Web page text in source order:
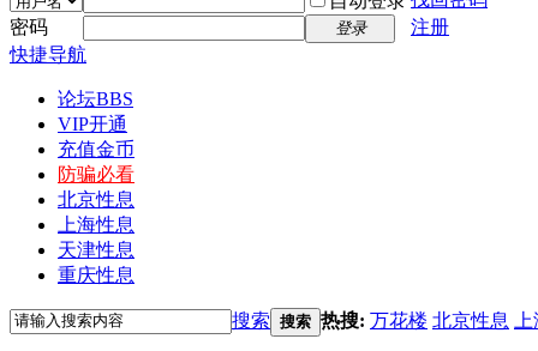
密码
登录
注册
快捷导航
论坛BBS
VIP开通
充值金币
防骗必看
北京性息
上海性息
天津性息
重庆性息
搜索 搜索 热搜: 万花楼 北京性息